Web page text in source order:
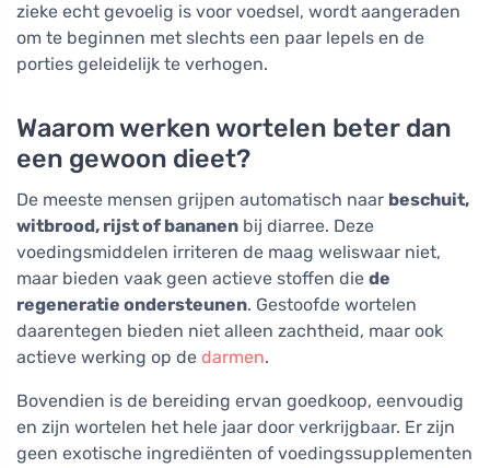
zieke echt gevoelig is voor voedsel, wordt aangeraden
om te beginnen met slechts een paar lepels en de
porties geleidelijk te verhogen.
Waarom werken wortelen beter dan
een gewoon dieet?
De meeste mensen grijpen automatisch naar beschuit,
witbrood, rijst of bananen bij diarree. Deze
voedingsmiddelen irriteren de maag weliswaar niet,
maar bieden vaak geen actieve stoffen die de
regeneratie ondersteunen. Gestoofde wortelen
daarentegen bieden niet alleen zachtheid, maar ook
actieve werking op de darmen.
Bovendien is de bereiding ervan goedkoop, eenvoudig
en zijn wortelen het hele jaar door verkrijgbaar. Er zijn
geen exotische ingrediënten of voedingssupplementen